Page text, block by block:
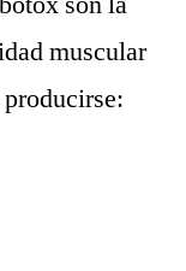
muscular